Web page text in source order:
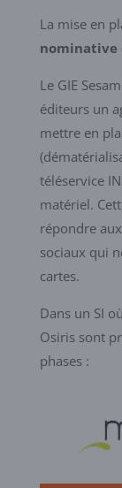
La mise en
nominative
Le GIE
éditeurs un
mettre en
téléservice
matériel.
répondre
sociaux qui
cartes.
Dans un SI
Osiris sont
phases :